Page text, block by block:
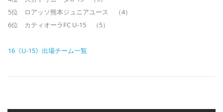
5位 ロアッソ熊本ジュニアユース （4）
6位 カティオーラFC U-15 （5）
16《U-15》出場チーム一覧